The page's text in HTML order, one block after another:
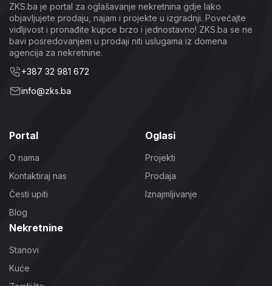
ZKS.ba je portal za oglašavanje nekretnina gdje lako
objavljujete prodaju, najam i projekte u izgradnji. Povećajte
vidljivost i pronađite kupce brzo i jednostavno! ZKS.ba se ne
bavi posredovanjem u prodaji niti uslugama iz domena
agencija za nekretnine.
+387 32 981 672
info@zks.ba
Portal
O nama
Kontaktiraj nas
Česti upiti
Blog
Oglasi
Projekti
Prodaja
Iznajmljivanje
Nekretnine
Stanovi
Kuće